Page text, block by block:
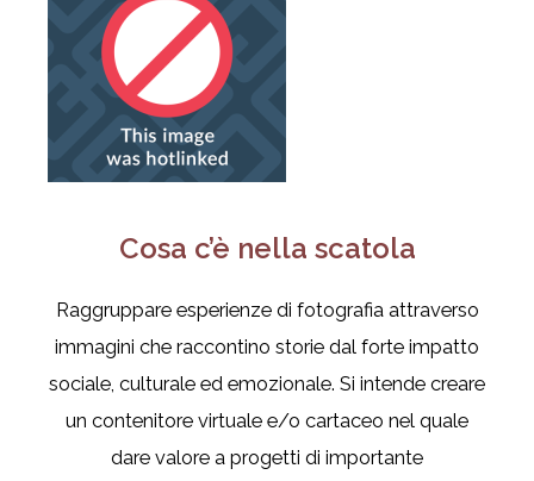
Cosa c’è nella scatola
Raggruppare esperienze di fotografia attraverso
immagini che raccontino storie dal forte impatto
sociale, culturale ed emozionale. Si intende creare
un contenitore virtuale e/o cartaceo nel quale
dare valore a progetti di importante